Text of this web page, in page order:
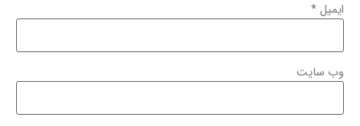
ایمیل*
وب‌ سایت